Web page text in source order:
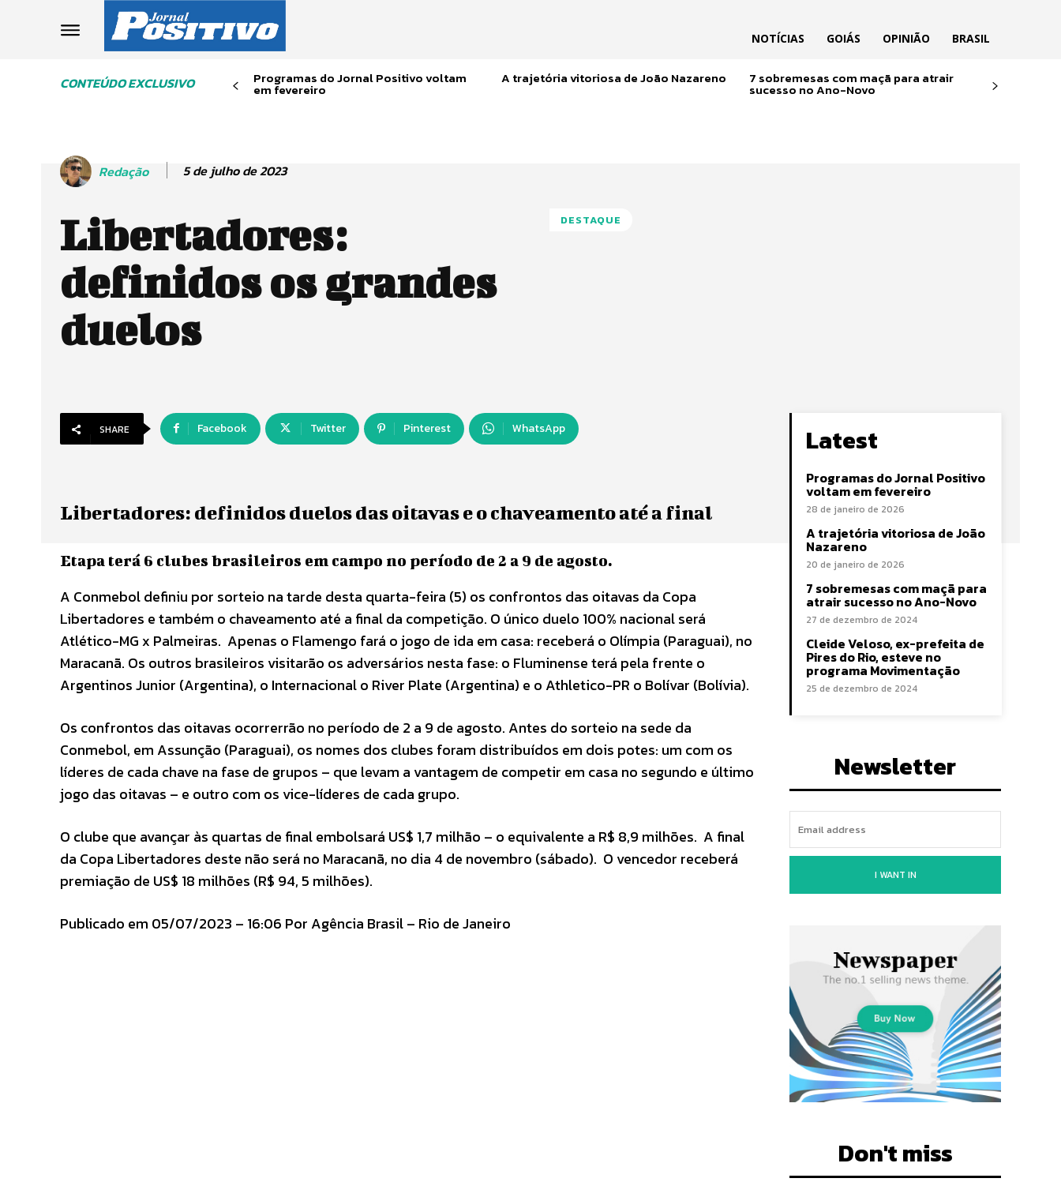
NOTÍCIAS GOIÁS OPINIÃO BRASIL
CONTEÚDO EXCLUSIVO Programas do Jornal Positivo voltam
em fevereiro
A trajetória vitoriosa de João Nazareno 7 sobremesas com maçã para atrair
sucesso no Ano-Novo
Redação 5 de julho de 2023
Libertadores:
definidos os grandes
duelos
DESTAQUE
SHARE Facebook Twitter Pinterest WhatsApp
Libertadores: definidos duelos das oitavas e o chaveamento até a final
Etapa terá 6 clubes brasileiros em campo no período de 2 a 9 de agosto.
A Conmebol definiu por sorteio na tarde desta quarta-feira (5) os confrontos das oitavas da Copa
Libertadores e também o chaveamento até a final da competição. O único duelo 100% nacional será
Atlético-MG x Palmeiras. Apenas o Flamengo fará o jogo de ida em casa: receberá o Olímpia (Paraguai), no
Maracanã. Os outros brasileiros visitarão os adversários nesta fase: o Fluminense terá pela frente o
Argentinos Junior (Argentina), o Internacional o River Plate (Argentina) e o Athletico-PR o Bolívar (Bolívia).
Os confrontos das oitavas ocorrerrão no período de 2 a 9 de agosto. Antes do sorteio na sede da
Conmebol, em Assunção (Paraguai), os nomes dos clubes foram distribuídos em dois potes: um com os
líderes de cada chave na fase de grupos – que levam a vantagem de competir em casa no segundo e último
jogo das oitavas – e outro com os vice-líderes de cada grupo.
O clube que avançar às quartas de final embolsará US$ 1,7 milhão – o equivalente a R$ 8,9 milhões. A final
da Copa Libertadores deste não será no Maracanã, no dia 4 de novembro (sábado). O vencedor receberá
premiação de US$ 18 milhões (R$ 94, 5 milhões).
Publicado em 05/07/2023 – 16:06 Por Agência Brasil – Rio de Janeiro
Latest
Programas do Jornal Positivo
voltam em fevereiro
28 de janeiro de 2026
A trajetória vitoriosa de João
Nazareno
20 de janeiro de 2026
7 sobremesas com maçã para
atrair sucesso no Ano-Novo
27 de dezembro de 2024
Cleide Veloso, ex-prefeita de
Pires do Rio, esteve no
programa Movimentação
25 de dezembro de 2024
Newsletter
I WANT IN
Don't miss